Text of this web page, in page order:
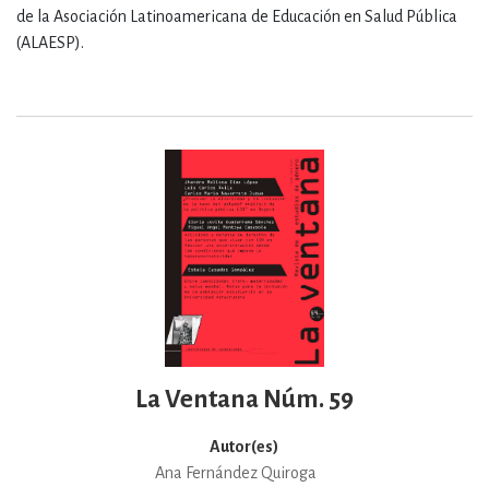
de la Asociación Latinoamericana de Educación en Salud Pública
(ALAESP).
La Ventana Núm. 59
Autor(es)
Ana Fernández Quiroga